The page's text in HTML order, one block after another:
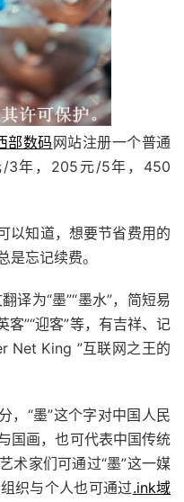
部数码 网站注册一个普通
3年，205元/5年，450
以知道，想要节省费用的
忘记续费。
译为“墨”“墨水”，简短易
客”“迎客”等，有吉祥、记
Net King ”互联网之王的
，“墨”这个字对中国人民
国画，也可代表中国传统
术家们可通过“墨”这一媒
织与个人也可通过.ink域